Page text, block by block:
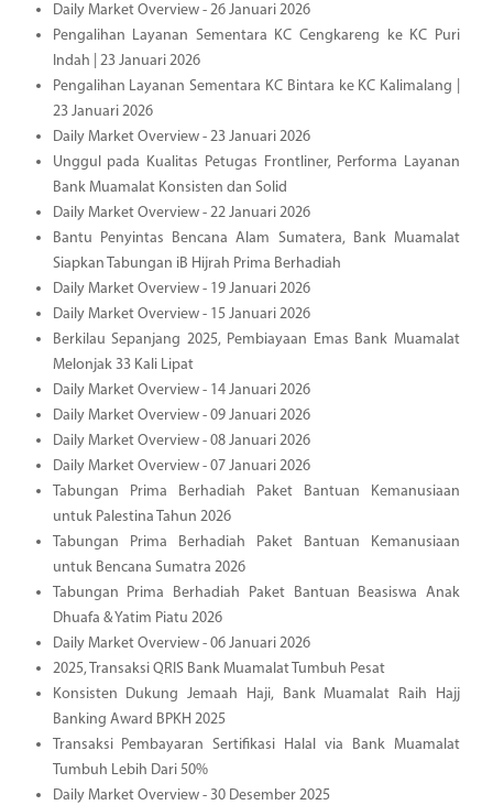
Daily Market Overview - 26 Januari 2026
Pengalihan Layanan Sementara KC Cengkareng ke KC Puri
Indah | 23 Januari 2026
Pengalihan Layanan Sementara KC Bintara ke KC Kalimalang |
23 Januari 2026
Daily Market Overview - 23 Januari 2026
Unggul pada Kualitas Petugas Frontliner, Performa Layanan
Bank Muamalat Konsisten dan Solid
Daily Market Overview - 22 Januari 2026
Bantu Penyintas Bencana Alam Sumatera, Bank Muamalat
Siapkan Tabungan iB Hijrah Prima Berhadiah
Daily Market Overview - 19 Januari 2026
Daily Market Overview - 15 Januari 2026
Berkilau Sepanjang 2025, Pembiayaan Emas Bank Muamalat
Melonjak 33 Kali Lipat
Daily Market Overview - 14 Januari 2026
Daily Market Overview - 09 Januari 2026
Daily Market Overview - 08 Januari 2026
Daily Market Overview - 07 Januari 2026
Tabungan Prima Berhadiah Paket Bantuan Kemanusiaan
untuk Palestina Tahun 2026
Tabungan Prima Berhadiah Paket Bantuan Kemanusiaan
untuk Bencana Sumatra 2026
Tabungan Prima Berhadiah Paket Bantuan Beasiswa Anak
Dhuafa & Yatim Piatu 2026
Daily Market Overview - 06 Januari 2026
2025, Transaksi QRIS Bank Muamalat Tumbuh Pesat
Konsisten Dukung Jemaah Haji, Bank Muamalat Raih Hajj
Banking Award BPKH 2025
Transaksi Pembayaran Sertifikasi Halal via Bank Muamalat
Tumbuh Lebih Dari 50%
Daily Market Overview - 30 Desember 2025